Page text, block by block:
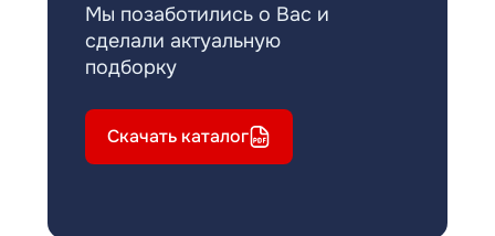
Мы позаботились о Вас и
сделали актуальную
подборку
Скачать каталог